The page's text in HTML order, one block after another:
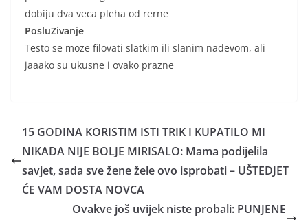
dobiju dva veca pleha od rerne
PosluZivanje
Testo se moze filovati slatkim ili slanim nadevom, ali
jaaako su ukusne i ovako prazne
15 GODINA KORISTIM ISTI TRIK I KUPATILO MI
NIKADA NIJE BOLJE MIRISALO: Mama podijelila
savjet, sada sve žene žele ovo isprobati – UŠTEDJET
ĆE VAM DOSTA NOVCA
Ovakve još uvijek niste probali: PUNJENE